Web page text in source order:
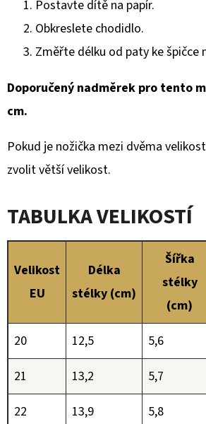
Postavte dítě na papír.
Obkreslete chodidlo.
Změřte délku od paty ke špičce
Doporučený nadměrek pro tento
cm.
Pokud je nožička mezi dvěma
zvolit větší velikost.
TABULKA VELIKOSTÍ
Velikost
EU
Délka
stélky (cm)
Šířka
stélky
(cm)
20
12,5
5,6
21
13,2
5,7
22
13,9
5,8